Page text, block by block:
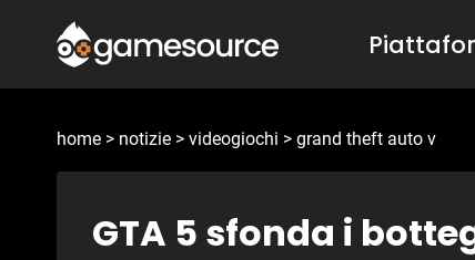
contenuto
home > notizie > videogiochi > grand theft auto v
GTA 5 sfonda i